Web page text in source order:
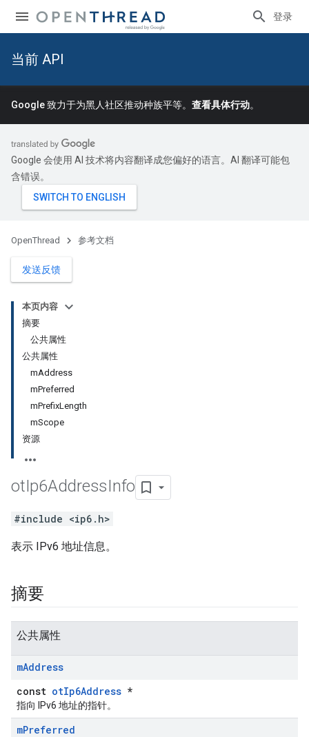
登录
当前 API
Google 致力于为黑人社区推动种族平等。 查看具体行动。
Google 会使用 AI 技术将内容翻译成您偏好的语言。AI 翻译可能包
含错误。
OpenThread 参考文档
发送反馈
本页内容
摘要
公共属性
公共属性
mAddress
mPreferred
mPrefixLength
mScope
资源
otIp6AddressInfo
#include <ip6.h>
表示 IPv6 地址信息。
摘要
公共属性
mAddress
const otIp6Address *
指向 IPv6 地址的指针。
mPreferred